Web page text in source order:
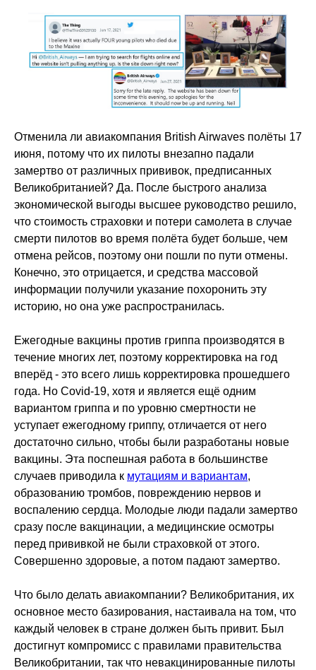
Отменила ли авиакомпания British Airwaves полёты 17
июня, потому что их пилоты внезапно падали
замертво от различных прививок, предписанных
Великобританией? Да. После быстрого анализа
экономической выгоды высшее руководство решило,
что стоимость страховки и потери самолета в случае
смерти пилотов во время полёта будет больше, чем
отмена рейсов, поэтому они пошли по пути отмены.
Конечно, это отрицается, и средства массовой
информации получили указание похоронить эту
историю, но она уже распространилась.
Ежегодные вакцины против гриппа производятся в
течение многих лет, поэтому корректировка на год
вперёд - это всего лишь корректировка прошедшего
года. Но Covid-19, хотя и является ещё одним
вариантом гриппа и по уровню смертности не
уступает ежегодному гриппу, отличается от него
достаточно сильно, чтобы были разработаны новые
вакцины. Эта поспешная работа в большинстве
случаев приводила к мутациям и вариантам,
образованию тромбов, повреждению нервов и
воспалению сердца. Молодые люди падали замертво
сразу после вакцинации, а медицинские осмотры
перед прививкой не были страховкой от этого.
Совершенно здоровые, а потом падают замертво.
Что было делать авиакомпании? Великобритания, их
основное место базирования, настаивала на том, что
каждый человек в стране должен быть привит. Был
достигнут компромисс с правилами правительства
Великобритании, так что невакцинированные пилоты